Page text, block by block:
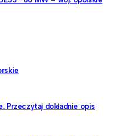
Przeczytaj dokładnie opis